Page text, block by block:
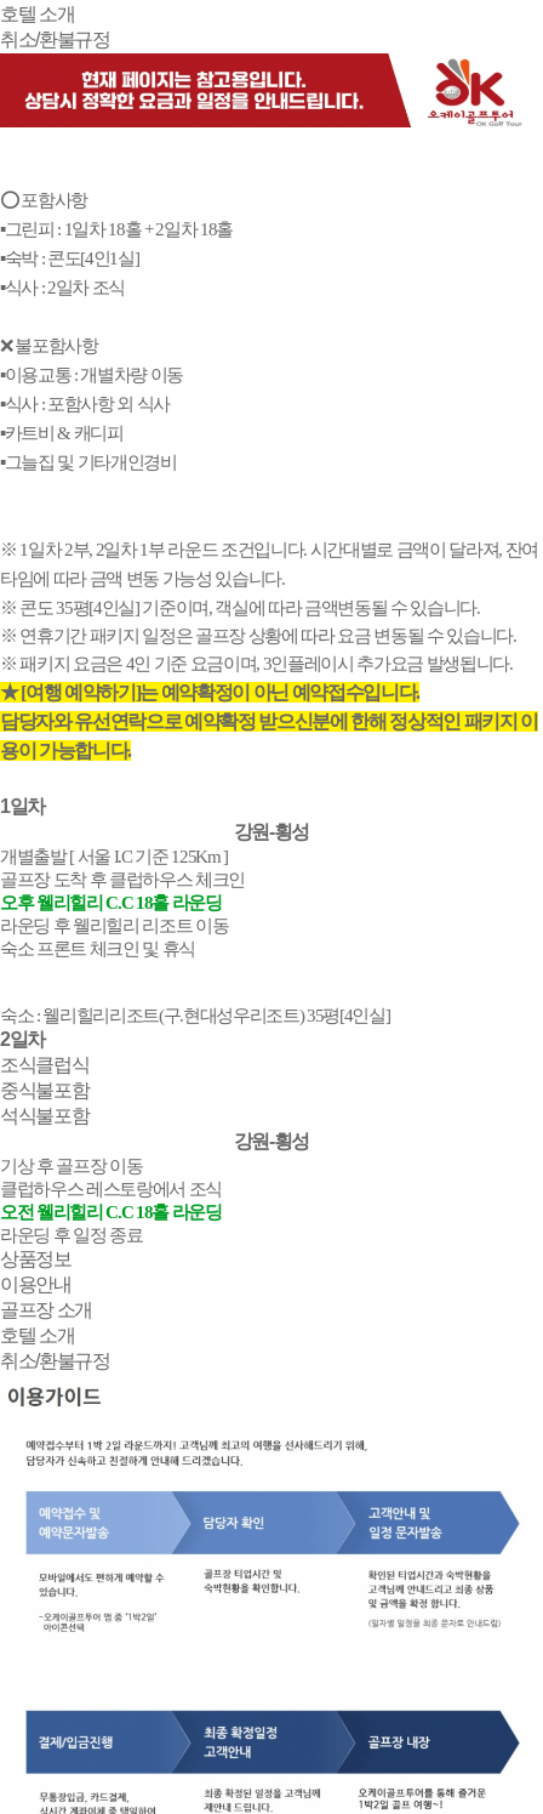
호텔 소개
취소/환불규정
⭕ 포함사항
▪️그린피 : 1일차 18홀 + 2일차 18홀
▪️숙박 : 콘도[4인1실]
▪️식사 : 2일차 조식
❌ 불포함사항
▪️이용교통 : 개별차량 이동
▪️식사 : 포함사항 외 식사
▪️카트비 & 캐디피
▪️그늘집 및 기타개인경비
※ 1일차 2부, 2일차 1부 라운드 조건입니다. 시간대별로 금액이 달라져, 잔여
타임에 따라 금액 변동 가능성 있습니다.
※ 콘도 35평[4인실] 기준이며, 객실에 따라 금액변동될 수 있습니다.
※ 연휴기간 패키지 일정은 골프장 상황에 따라 요금 변동될 수 있습니다.
※ 패키지 요금은 4인 기준 요금이며, 3인플레이시 추가요금 발생됩니다.
★ [여행 예약하기]는 예약확정이 아닌 예약접수입니다.
담당자와 유선연락으로 예약확정 받으신분에 한해 정상적인 패키지 이
용이 가능합니다.
1일차
강원-횡성
개별출발 [ 서울 I.C 기준 125Km ]
골프장 도착 후 클럽하우스 체크인
오후 웰리힐리 C.C 18홀 라운딩
라운딩 후 웰리힐리 리조트 이동
숙소 프론트 체크인 및 휴식
숙소 : 웰리힐리리조트(구.현대성우리조트) 35평[4인실]
2일차
조식클럽식
중식불포함
석식불포함
강원-횡성
기상 후 골프장 이동
클럽하우스 레스토랑에서 조식
오전 웰리힐리 C.C 18홀 라운딩
라운딩 후 일정 종료
상품정보
이용안내
골프장 소개
호텔 소개
취소/환불규정